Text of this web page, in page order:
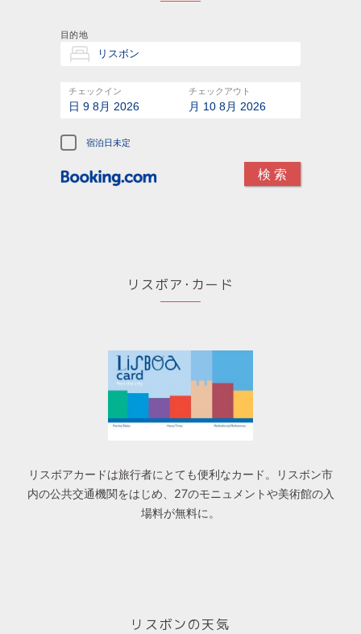
目的地
チェックイン
日 9 8月 2026
チェックアウト
月 10 8月 2026
宿泊日未定
リスボア･カード
リスボアカードは旅行者にとても便利なカード。リスボン市
内の公共交通機関をはじめ、27のモニュメントや美術館の入
場料が無料に。
リスボンの天気